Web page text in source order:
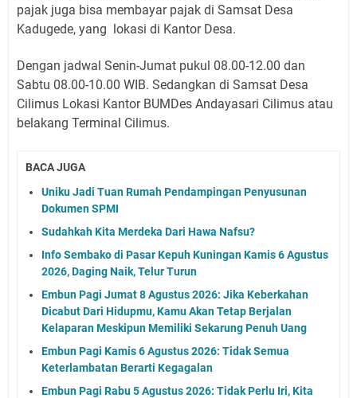
pajak juga bisa membayar pajak di Samsat Desa
Kadugede, yang lokasi di Kantor Desa.
Dengan jadwal Senin-Jumat pukul 08.00-12.00 dan
Sabtu 08.00-10.00 WIB. Sedangkan di Samsat Desa
Cilimus Lokasi Kantor BUMDes Andayasari Cilimus atau
belakang Terminal Cilimus.
BACA JUGA
Uniku Jadi Tuan Rumah Pendampingan Penyusunan
Dokumen SPMI
Sudahkah Kita Merdeka Dari Hawa Nafsu?
Info Sembako di Pasar Kepuh Kuningan Kamis 6 Agustus
2026, Daging Naik, Telur Turun
Embun Pagi Jumat 8 Agustus 2026: Jika Keberkahan
Dicabut Dari Hidupmu, Kamu Akan Tetap Berjalan
Kelaparan Meskipun Memiliki Sekarung Penuh Uang
Embun Pagi Kamis 6 Agustus 2026: Tidak Semua
Keterlambatan Berarti Kegagalan
Embun Pagi Rabu 5 Agustus 2026: Tidak Perlu Iri, Kita